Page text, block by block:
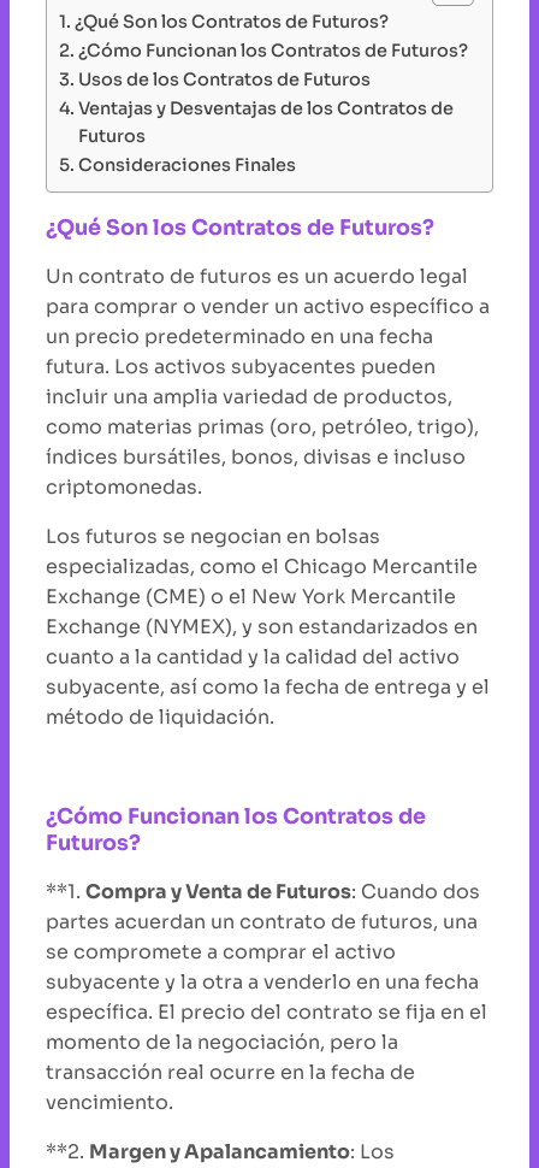
¿Qué Son los Contratos de Futuros?
¿Cómo Funcionan los Contratos de Futuros?
Usos de los Contratos de Futuros
Ventajas y Desventajas de los Contratos de
Futuros
Consideraciones Finales
¿Qué Son los Contratos de Futuros?
Un contrato de futuros es un acuerdo legal
para comprar o vender un activo específico a
un precio predeterminado en una fecha
futura. Los activos subyacentes pueden
incluir una amplia variedad de productos,
como materias primas (oro, petróleo, trigo),
índices bursátiles, bonos, divisas e incluso
criptomonedas.
Los futuros se negocian en bolsas
especializadas, como el Chicago Mercantile
Exchange (CME) o el New York Mercantile
Exchange (NYMEX), y son estandarizados en
cuanto a la cantidad y la calidad del activo
subyacente, así como la fecha de entrega y el
método de liquidación.
¿Cómo Funcionan los Contratos de
Futuros?
**1. Compra y Venta de Futuros: Cuando dos
partes acuerdan un contrato de futuros, una
se compromete a comprar el activo
subyacente y la otra a venderlo en una fecha
específica. El precio del contrato se fija en el
momento de la negociación, pero la
transacción real ocurre en la fecha de
vencimiento.
**2. Margen y Apalancamiento: Los